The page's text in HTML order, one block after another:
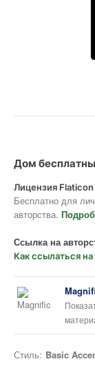
Дом
Лицензия Flaticon
Бесплатно для
авторства.
Ссылка на
Как ссылаться на
Стиль: Basic